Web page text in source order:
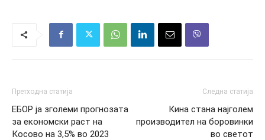
Претходна статија
ЕБОР ја зголеми прогнозата
за економски раст на
Косово на 3,5% во 2023
Следна статија
Кина стана најголем
производител на боровинки
во светот